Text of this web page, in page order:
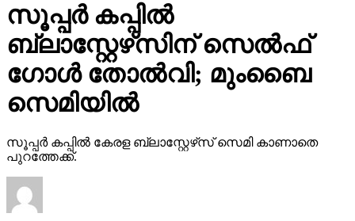
സൂപ്പര്‍ കപ്പില്‍
ബ്ലാസ്റ്റേഴ്‌സിന് സെല്‍ഫ്
ഗോള്‍ തോല്‍വി; മുംബൈ
സെമിയില്‍
സൂപ്പര്‍ കപ്പില്‍ കേരള ബ്ലാസ്റ്റേഴ്‌സ് സെമി കാണാതെ
പുറത്തേക്ക്.